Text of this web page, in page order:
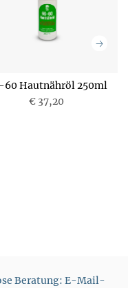
60 Hautnähröl 250ml
€ 37,20
Beratung: E-Mail-